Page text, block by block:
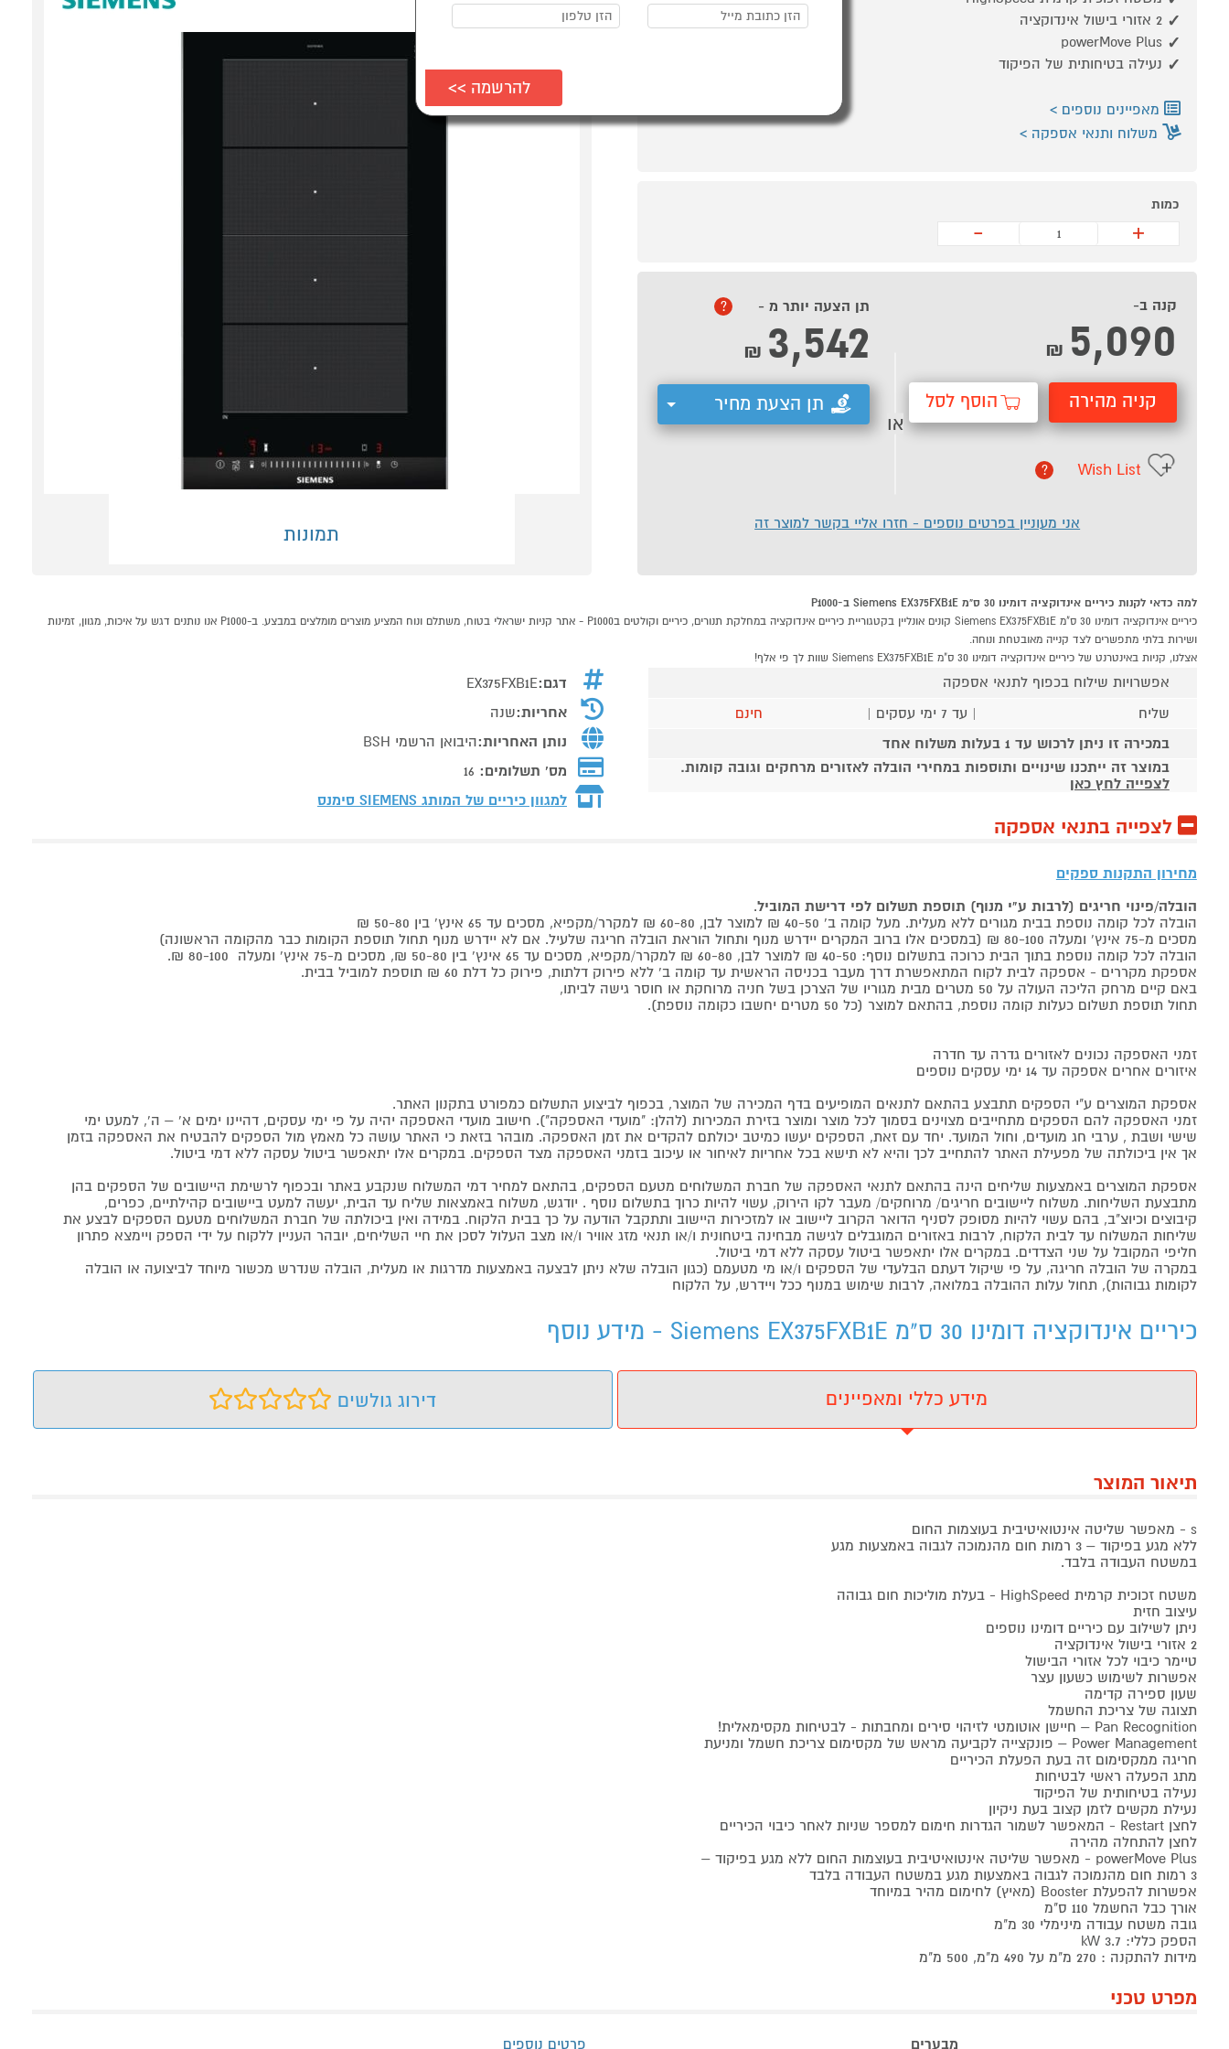
תמונות
2 אזורי בישול אינדוקציה
powerMove Plus
נעילה בטיחותית של הפיקוד
מאפיינים נוספים
משלוח ותנאי אספקה
כמות
+
-
קנה ב-
5,090
₪
קניה מהירה הוסף לסל
תן הצעה יותר מ - ?
3,542
₪
תן הצעת מחיר
או
Wish List
?
אני מעוניין בפרטים נוספים - חזרו אליי בקשר למוצר זה
למה כדאי לקנות כיריים אינדוקציה דומינו 30 ס"מ Siemens EX375FXB1E ב-P1000
כיריים אינדוקציה דומינו 30 ס"מ Siemens EX375FXB1E קונים אונליין בקטגוריית כיריים אינדוקציה במחלקת תנורים, כיריים וקולטים בP1000 - אתר קניות ישראלי בטוח, משתלם ונוח המציע מוצרים מומלצים במבצע. ב-P1000 אנו נותנים דגש על איכות, מגוון, זמינות
ושירות בלתי מתפשרים לצד קנייה מאובטחת ונוחה.
אצלנו, קניות באינטרנט של כיריים אינדוקציה דומינו 30 ס"מ Siemens EX375FXB1E שוות לך פי אלף!
אפשרויות שילוח בכפוף לתנאי אספקה
שליח
| עד 7 ימי עסקים |
חינם
במכירה זו ניתן לרכוש עד 1 בעלות משלוח אחד
במוצר זה ייתכנו שינויים ותוספות במחירי הובלה לאזורים מרחקים וגובה קומות.
לצפייה לחץ כאן
דגם:EX375FXB1E
אחריות:שנה
נותן האחריות:היבואן הרשמי BSH
מס' תשלומים: 16
למגוון כיריים של המותג SIEMENS סימנס
לצפייה בתנאי אספקה
מחירון התקנות ספקים
הובלה/פינוי חריגים (לרבות ע"י מנוף) תוספת תשלום לפי דרישת המוביל.
הובלה לכל קומה נוספת בבית מגורים ללא מעלית. מעל קומה ב' 40-50 ₪ למוצר לבן, 60-80 ₪ למקרר/מקפיא, מסכים עד 65 אינץ' בין 50-80 ₪
מסכים מ-75 אינץ' ומעלה 80-100 ₪ (במסכים אלו ברוב המקרים יידרש מנוף ותחול הוראת הובלה חריגה שלעיל. אם לא יידרש מנוף תחול תוספת הקומות כבר מהקומה הראשונה)
הובלה לכל קומה נוספת בתוך הבית כרוכה בתשלום נוסף: 40-50 ₪ למוצר לבן, 60-80 ₪ למקרר/מקפיא, מסכים עד 65 אינץ' בין 50-80 ₪, מסכים מ-75 אינץ' ומעלה 80-100 ₪.
אספקת מקררים - אספקה לבית לקוח המתאפשרת דרך מעבר בכניסה הראשית עד קומה ב' ללא פירוק דלתות, פירוק כל דלת 60 ₪ תוספת למוביל בבית.
באם קיים מרחק הליכה העולה על 50 מטרים מבית מגוריו של הצרכן בשל חניה מרוחקת או חוסר גישה לביתו,
תחול תוספת תשלום כעלות קומה נוספת, בהתאם למוצר (כל 50 מטרים יחשבו כקומה נוספת).
זמני האספקה נכונים לאזורים גדרה עד חדרה
איזורים אחרים אספקה עד 14 ימי עסקים נוספים
אספקת המוצרים ע"י הספקים תתבצע בהתאם לתנאים המופיעים בדף המכירה של המוצר, בכפוף לביצוע התשלום כמפורט בתקנון האתר.
זמני האספקה להם הספקים מתחייבים מצוינים בסמוך לכל מוצר ומוצר בזירת המכירות (להלן: "מועדי האספקה"). חישוב מועדי האספקה יהיה על פי ימי עסקים, דהיינו ימים א' – ה', למעט ימי
שישי ושבת , ערבי חג מועדים, וחול המועד. יחד עם זאת, הספקים יעשו כמיטב יכולתם להקדים את זמן האספקה. מובהר בזאת כי האתר עושה כל מאמץ מול הספקים להבטיח את האספקה בזמן
אך אין ביכולתה של מפעילת האתר להתחייב לכך והיא לא תישא בכל אחריות לאיחור או עיכוב בזמני האספקה מצד הספקים. במקרים אלו יתאפשר ביטול עסקה ללא דמי ביטול.
אספקת המוצרים באמצעות שליחים הינה בהתאם לתנאי האספקה של חברת המשלוחים מטעם הספקים, בהתאם למחיר דמי המשלוח שנקבע באתר ובכפוף לרשימת היישובים של הספקים בהן
מתבצעת השליחות. משלוח ליישובים חריגים/ מרוחקים/ מעבר לקו הירוק, עשוי להיות כרוך בתשלום נוסף . יודגש, משלוח באמצאות שליח עד הבית, יעשה למעט ביישובים קהילתיים, כפרים,
קיבוצים וכיוצ"ב, בהם עשוי להיות מסופק לסניף הדואר הקרוב ליישוב או למזכירות היישוב ותתקבל הודעה על כך בבית הלקוח. במידה ואין ביכולתה של חברת המשלוחים מטעם הספקים לבצע את
שליחות המשלוח עד לבית הלקוח, לרבות באזורים המוגבלים לגישה מבחינה ביטחונית ו/או תנאי מזג אוויר ו/או מצב העלול לסכן את חיי השליחים, יובהר העניין ללקוח על ידי הספק ויימצא פתרון
חליפי המקובל על שני הצדדים. במקרים אלו יתאפשר ביטול עסקה ללא דמי ביטול.
במקרה של הובלה חריגה, על פי שיקול דעתם הבלעדי של הספקים ו/או מי מטעמם (כגון הובלה שלא ניתן לבצעה באמצעות מדרגות או מעלית, הובלה שנדרש מכשור מיוחד לביצועה או הובלה
לקומות גבוהות), תחול עלות ההובלה במלואה, לרבות שימוש במנוף ככל ויידרש, על הלקוח
כיריים אינדוקציה דומינו 30 ס"מ Siemens EX375FXB1E - מידע נוסף
מידע כללי ומאפיינים דירוג גולשים
תיאור המוצר
s - מאפשר שליטה אינטואיטיבית בעוצמות החום
ללא מגע בפיקוד – 3 רמות חום מהנמוכה לגבוה באמצעות מגע
במשטח העבודה בלבד.
משטח זכוכית קרמית HighSpeed - בעלת מוליכות חום גבוהה
עיצוב חזית
ניתן לשילוב עם כיריים דומינו נוספים
2 אזורי בישול אינדוקציה
טיימר כיבוי לכל אזורי הבישול
אפשרות לשימוש כשעון עצר
שעון ספירה קדימה
תצוגה של צריכת החשמל
Pan Recognition – חיישן אוטומטי לזיהוי סירים ומחבתות - לבטיחות מקסימאלית!
Power Management – פונקצייה לקביעה מראש של מקסימום צריכת חשמל ומניעת
חריגה ממקסימום זה בעת הפעלת הכיריים
מתג הפעלה ראשי לבטיחות
נעילה בטיחותית של הפיקוד
נעילת מקשים לזמן קצוב בעת ניקיון
לחצן Restart - המאפשר לשמור הגדרות חימום למספר שניות לאחר כיבוי הכיריים
לחצן להתחלה מהירה
powerMove Plus - מאפשר שליטה אינטואיטיבית בעוצמות החום ללא מגע בפיקוד –
3 רמות חום מהנמוכה לגבוה באמצעות מגע במשטח העבודה בלבד
אפשרות להפעלת Booster (מאיץ) לחימום מהיר במיוחד
אורך כבל החשמל 110 ס"מ
גובה משטח עבודה מינימלי 30 מ"מ
הספק כללי: 3.7 kW
מידות להתקנה : 270 מ"מ על 490 מ"מ, 500 מ"מ
מפרט טכני
מבערים פרטים נוספים